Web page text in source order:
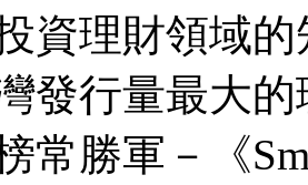
資理財領域
發行量最大
常勝軍－《